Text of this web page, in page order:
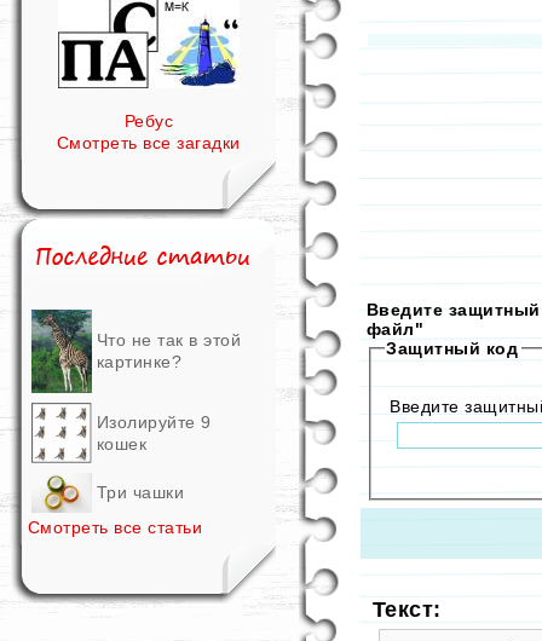
Ребус
Смотреть все загадки
Что не так в этой
картинке?
Изолируйте 9
кошек
Три чашки
Смотреть все статьи
Введите
файл"
Защитный код
Введите
Текст: